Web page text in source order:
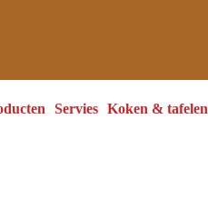
Servies Koken & tafelen